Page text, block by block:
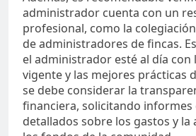
administrador cuenta con un
profesional, como la
de administradores de fincas.
el administrador esté al día con
vigente y las mejores prácticas
se debe considerar la
financiera, solicitando informes
detallados sobre los gastos y